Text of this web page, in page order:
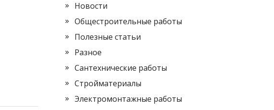
Новости
Общестроительные работы
Полезные статьи
Разное
Сантехнические работы
Стройматериалы
Электромонтажные работы